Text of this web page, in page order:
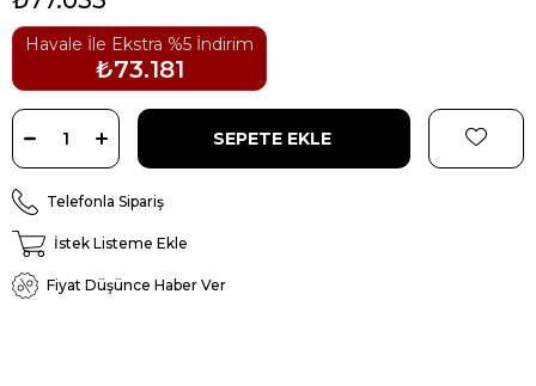
Havale İle Ekstra %5 İndirim
₺73.181
Telefonla Sipariş
İstek Listeme Ekle
Fiyat Düşünce Haber Ver